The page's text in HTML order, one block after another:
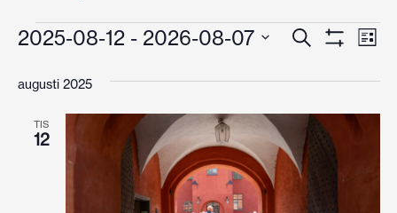
Views
Sök Lista
2025-08-12 - 2026-08-07
datum.
augusti 2025
TIS
12